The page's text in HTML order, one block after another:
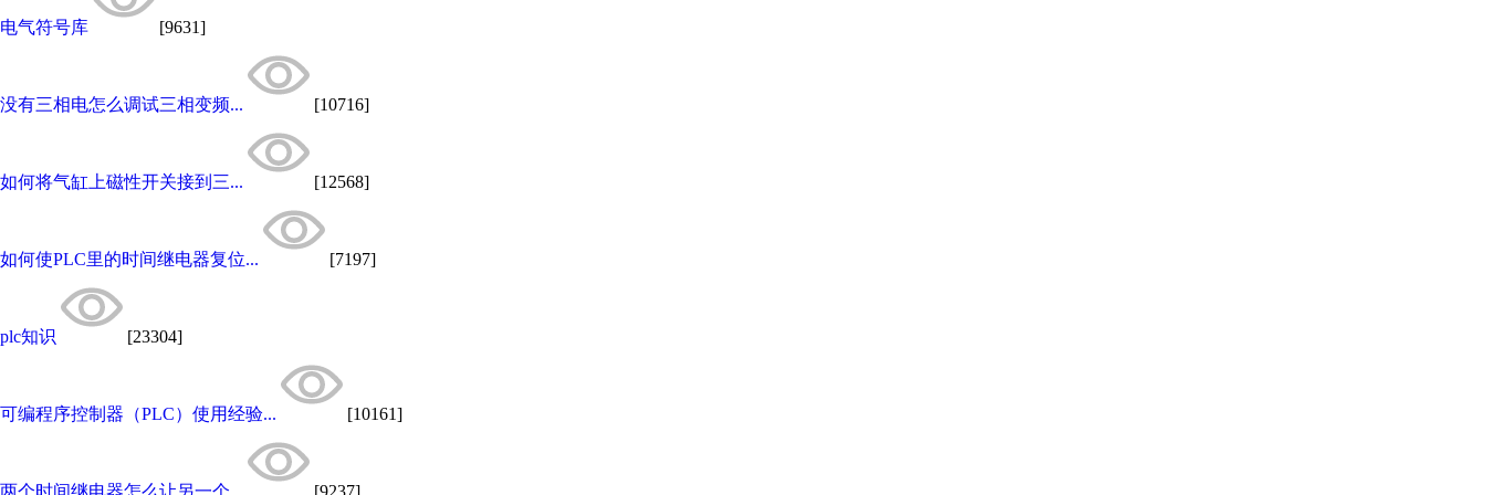
电气符号库 [9631]
没有三相电怎么调试三相变频... [10716]
如何将气缸上磁性开关接到三... [12568]
如何使PLC里的时间继电器复位... [7197]
plc知识 [23304]
可编程序控制器（PLC）使用经验... [10161]
两个时间继电器怎么让另一个... [9237]